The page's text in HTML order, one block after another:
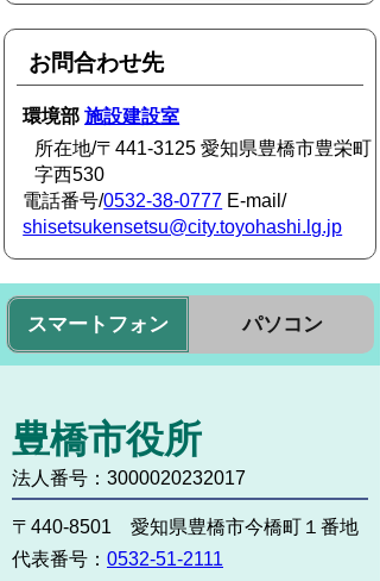
お問合わせ先
環境部施設建設室
所在地/〒441-3125 愛知県豊橋市豊栄町
字西530
電話番号/0532-38-0777 E-mail/
shisetsukensetsu@city.toyohashi.lg.jp
スマートフォン パソコン
豊橋市役所
法人番号：3000020232017
〒440-8501 愛知県豊橋市今橋町１番地
代表番号： 0532-51-2111